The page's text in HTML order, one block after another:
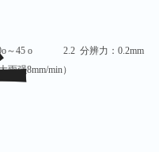
40o～45 o 2.2 分辨力：0.2mm
雨强8mm/min）